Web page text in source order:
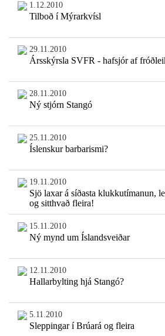
1.12.2010
Tilboð í Mýrarkvísl
29.11.2010
Ársskýrsla SVFR - hafsjór af
28.11.2010
Ný stjórn Stangó
25.11.2010
Íslenskur barbarismi?
19.11.2010
Sjö laxar á síðasta klukkutímanun,
og sitthvað fleira!
15.11.2010
Ný mynd um Íslandsveiðar
12.11.2010
Hallarbylting hjá Stangó?
5.11.2010
Sleppingar í Brúará og fleira